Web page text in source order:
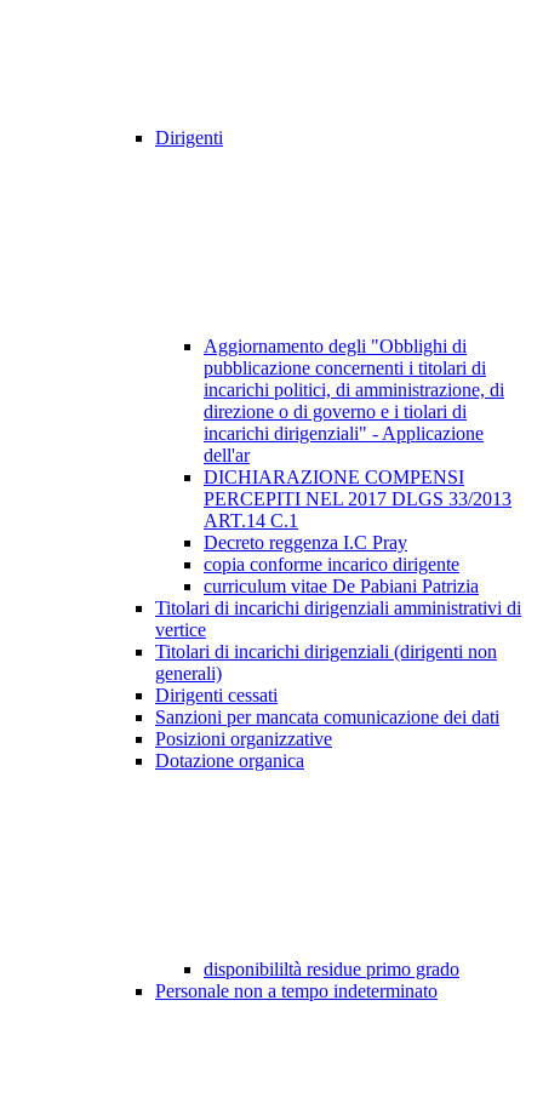
Dirigenti
Aggiornamento degli "Obblighi di
pubblicazione concernenti i titolari di
incarichi politici, di amministrazione, di
direzione o di governo e i tiolari di
incarichi dirigenziali" - Applicazione
dell'ar
DICHIARAZIONE COMPENSI
PERCEPITI NEL 2017 DLGS 33/2013
ART.14 C.1
Decreto reggenza I.C Pray
copia conforme incarico dirigente
curriculum vitae De Pabiani Patrizia
Titolari di incarichi dirigenziali amministrativi di
vertice
Titolari di incarichi dirigenziali (dirigenti non
generali)
Dirigenti cessati
Sanzioni per mancata comunicazione dei dati
Posizioni organizzative
Dotazione organica
disponibililtà residue primo grado
Personale non a tempo indeterminato